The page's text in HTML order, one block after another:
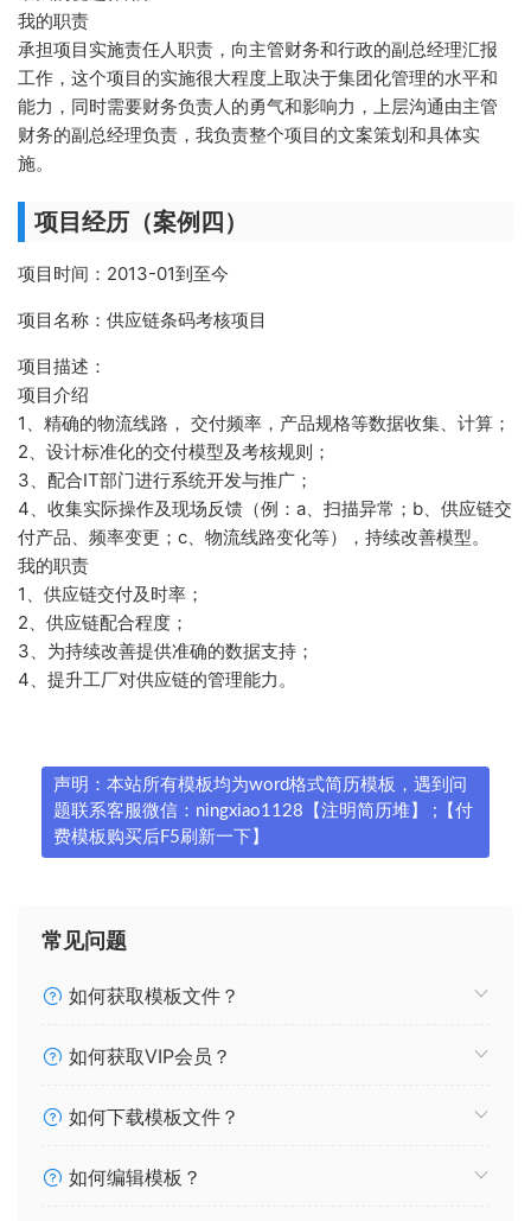
我的职责
承担项目实施责任人职责，向主管财务和行政的副总经理汇报
工作，这个项目的实施很大程度上取决于集团化管理的水平和
能力，同时需要财务负责人的勇气和影响力，上层沟通由主管
财务的副总经理负责，我负责整个项目的文案策划和具体实
施。
项目经历（案例四）
项目时间：2013-01到至今
项目名称：供应链条码考核项目
项目描述：
项目介绍
1、精确的物流线路， 交付频率，产品规格等数据收集、计算；
2、设计标准化的交付模型及考核规则；
3、配合IT部门进行系统开发与推广；
4、收集实际操作及现场反馈（例：a、扫描异常；b、供应链交
付产品、频率变更；c、物流线路变化等），持续改善模型。
我的职责
1、供应链交付及时率；
2、供应链配合程度；
3、为持续改善提供准确的数据支持；
4、提升工厂对供应链的管理能力。
声明：本站所有模板均为word格式简历模板，遇到问
题联系客服微信：ningxiao1128【注明简历堆】 ;【付
费模板购买后F5刷新一下】
常见问题
如何获取模板文件？
如何获取VIP会员？
如何下载模板文件？
如何编辑模板？